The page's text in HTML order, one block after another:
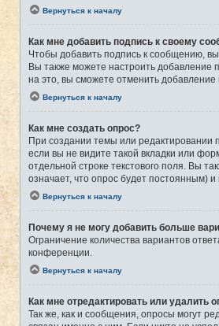
Вернуться к началу
Как мне добавить подпись к своему
Чтобы добавить подпись к сообщению,
Вы также можете настроить
на это, вы сможете отменить
Вернуться к началу
Как мне создать опрос?
При создании темы или
если вы не видите такой вкладки или
отдельной строке текстового поля. Вы
означает, что опрос будет постоянным)
Вернуться к началу
Почему я не могу добавить больше
Ограничение количества вариантов
конференции.
Вернуться к началу
Как мне отредактировать или удалить
Так же, как и сообщения, опросы могут